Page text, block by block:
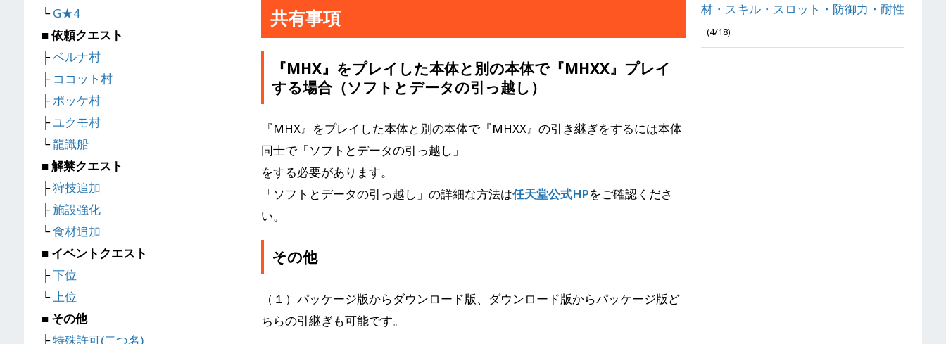
共有事項
『MHX』をプレイした本体と別の本体で『MHXX』プレイ
する場合（ソフトとデータの引っ越し）
『MHX』をプレイした本体と別の本体で『MHXX』の引き継ぎをするには本体
同士で「ソフトとデータの引っ越し」
をする必要があります。
「ソフトとデータの引っ越し」の詳細な方法は任天堂公式HPをご確認くださ
い。
その他
（１）パッケージ版からダウンロード版、ダウンロード版からパッケージ版ど
ちらの引継ぎも可能です。
└G★4
■ 依頼クエスト
├ベルナ村
├ ココット村
├ポッケ村
├ユクモ村
└龍識船
■ 解禁クエスト
├狩技追加
├施設強化
└食材追加
■ イベントクエスト
├下位
└ 上位
■ その他
├特殊許可(二つ名)
材・スキル・スロット・防御力・耐性
(4/18)